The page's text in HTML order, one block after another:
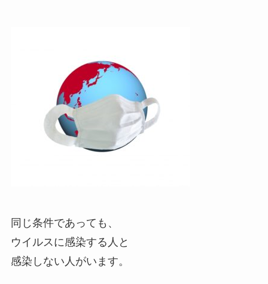
同じ条件であっても、
ウイルスに感染する人と
感染しない人がいます。